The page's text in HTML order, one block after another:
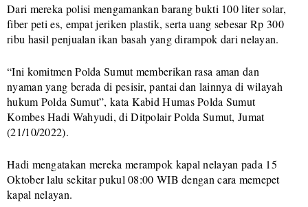
Dari mereka polisi mengamankan barang bukti 100 liter solar,
fiber peti es, empat jeriken plastik, serta uang sebesar Rp 300
ribu hasil penjualan ikan basah yang dirampok dari nelayan.
“Ini komitmen Polda Sumut memberikan rasa aman dan
nyaman yang berada di pesisir, pantai dan lainnya di wilayah
hukum Polda Sumut”, kata Kabid Humas Polda Sumut
Kombes Hadi Wahyudi, di Ditpolair Polda Sumut, Jumat
(21/10/2022).
Hadi mengatakan mereka merampok kapal nelayan pada 15
Oktober lalu sekitar pukul 08:00 WIB dengan cara memepet
kapal nelayan.